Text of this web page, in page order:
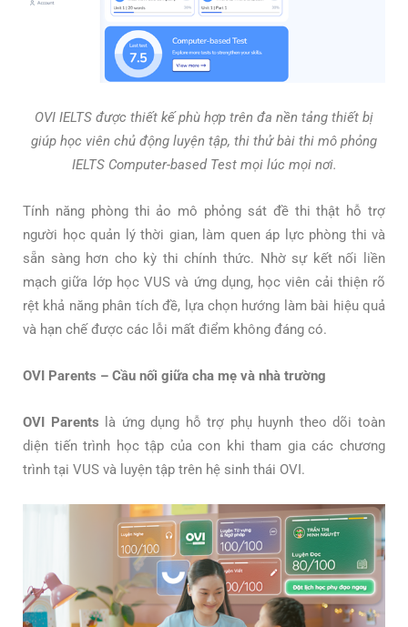
OVI IELTS được thiết kế phù hợp trên đa nền tảng thiết bị
giúp học viên chủ động luyện tập, thi thử bài thi mô phỏng
IELTS Computer-based Test mọi lúc mọi nơi.
Tính năng phòng thi ảo mô phỏng sát đề thi thật hỗ trợ
người học quản lý thời gian, làm quen áp lực phòng thi và
sẵn sàng hơn cho kỳ thi chính thức. Nhờ sự kết nối liền
mạch giữa lớp học VUS và ứng dụng, học viên cải thiện rõ
rệt khả năng phân tích đề, lựa chọn hướng làm bài hiệu quả
và hạn chế được các lỗi mất điểm không đáng có.
OVI Parents – Cầu nối giữa cha mẹ và nhà trường
OVI Parents là ứng dụng hỗ trợ phụ huynh theo dõi toàn
diện tiến trình học tập của con khi tham gia các chương
trình tại VUS và luyện tập trên hệ sinh thái OVI.